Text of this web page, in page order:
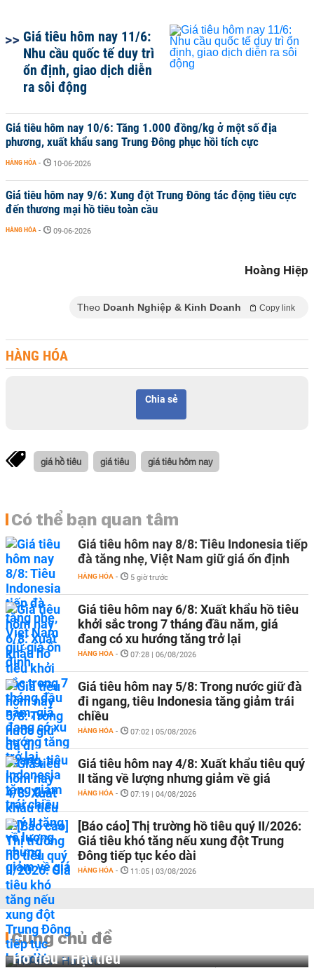
Giá tiêu hôm nay 11/6:
Nhu cầu quốc tế duy trì
ổn định, giao dịch diễn
ra sôi động
Giá tiêu hôm nay 10/6: Tăng 1.000 đồng/kg ở một số địa
phương, xuất khẩu sang Trung Đông phục hồi tích cực
HÀNG HÓA - 10-06-2026
Giá tiêu hôm nay 9/6: Xung đột Trung Đông tác động tiêu cực
đến thương mại hồ tiêu toàn cầu
HÀNG HÓA - 09-06-2026
Hoàng Hiệp
Theo Doanh Nghiệp & Kinh Doanh Copy link
HÀNG HÓA
Chia sẻ
giá hồ tiêu giá tiêu giá tiêu hôm nay
Có thể bạn quan tâm
Giá tiêu hôm nay 8/8: Tiêu Indonesia tiếp
đà tăng nhẹ, Việt Nam giữ giá ổn định
HÀNG HÓA - 5 giờ trước
Giá tiêu hôm nay 6/8: Xuất khẩu hồ tiêu
khởi sắc trong 7 tháng đầu năm, giá
đang có xu hướng tăng trở lại
HÀNG HÓA - 07:28 | 06/08/2026
Giá tiêu hôm nay 5/8: Trong nước giữ đà
đi ngang, tiêu Indonesia tăng giảm trái
chiều
HÀNG HÓA - 07:02 | 05/08/2026
Giá tiêu hôm nay 4/8: Xuất khẩu tiêu quý
II tăng về lượng nhưng giảm về giá
HÀNG HÓA - 07:19 | 04/08/2026
[Báo cáo] Thị trường hồ tiêu quý II/2026:
Giá tiêu khó tăng nếu xung đột Trung
Đông tiếp tục kéo dài
HÀNG HÓA - 11:05 | 03/08/2026
Cùng chủ đề
Hồ tiêu - Hạt tiêu